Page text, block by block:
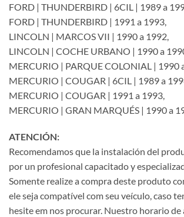
FORD | THUNDERBIRD | 6CIL | 1989 a
FORD | THUNDERBIRD | 1991 a 1993,
LINCOLN | MARCOS VII | 1990 a 1992,
LINCOLN | COCHE URBANO | 1990 a
MERCURIO | PARQUE COLONIAL | 1990
MERCURIO | COUGAR | 6CIL | 1989 a
MERCURIO | COUGAR | 1991 a 1993,
MERCURIO | GRAN MARQUÉS | 1990 a
ATENCIÓN:
Recomendamos que la instalación del
por un profesional capacitado y
Somente realize a compra deste produto
ele seja compatível com seu veículo, caso
hesite em nos procurar. Nuestro horario de